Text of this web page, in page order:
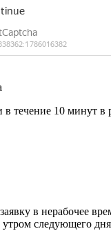
течение 10 минут в
в нерабочее
следующего